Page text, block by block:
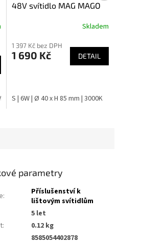
x D 2000 mm | 3000K
48V svítidlo MAG MAGO
Skladem
1 397 Kč bez DPH
1 690 Kč DETAIL
S | 6W | Ø 40 x H 85 mm | 3000K
parametry
:
Příslušenství k
lištovým svítidlům
5 let
:
0.12 kg
8585054402878